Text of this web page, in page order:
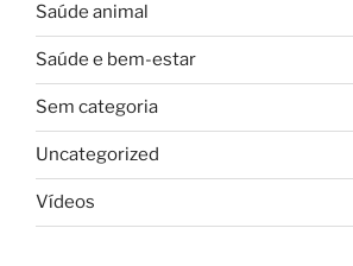
Saúde animal
Saúde e bem-estar
Sem categoria
Uncategorized
Vídeos